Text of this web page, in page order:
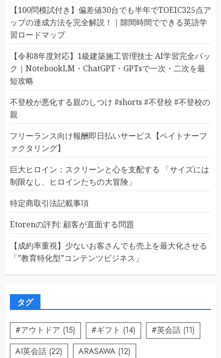
【100問模試付き】偏差値30台でも半年でTOEIC325点ア
ップの達成方法を完全解説！｜隙間時間でできる英語学
習ロードマップ
【令和8年度対応】1級建築施工管理技士 AI学習完全パッ
ク｜NotebookLM・ChatGPT・GPTsで一次・二次を最
短攻略
不登校が悪化する親のしつけ #shorts #不登校 #不登校の
親
フリーランス向け報酬即日払いサービス【ペイトナーフ
ァクタリング】
巨大ヒロイン：スクリーンと心を支配する 「サイズには
制限なし、ヒロインたちの大冒険」
特定商取引法記載事項
Etorenの評判: 顧客が直面する問題
【成約率重視】少ないお客さんでも売上を最大化させる
「”教育特化型”コンテンツビジネス」
タグ
#アウトドア (15) #ギフト (14) #英会話 (11)
AI英会話 (22) ARASAWA (12)